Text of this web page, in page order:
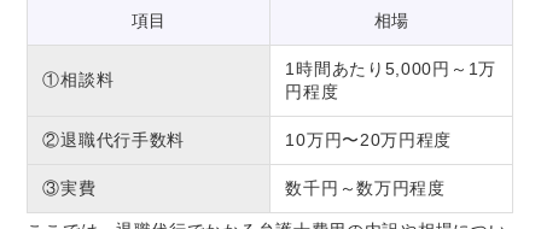
項目 相場
①相談料
1時間あたり5,000円～1万
円程度
②退職代行手数料 10万円〜20万円程度
③実費 数千円～数万円程度